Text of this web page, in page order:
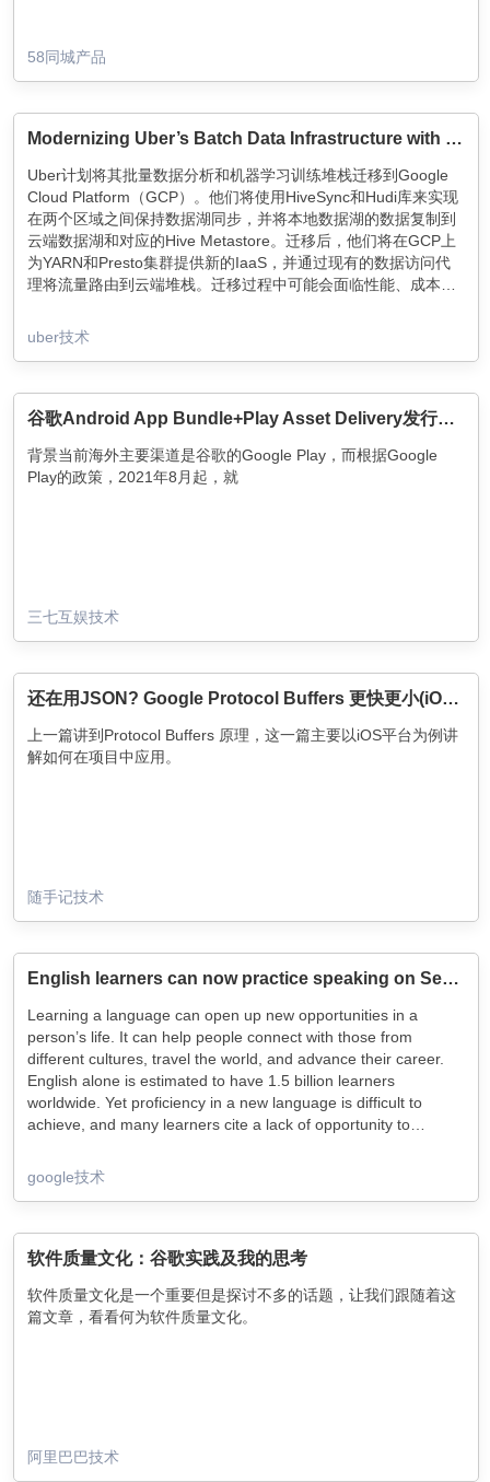
58同城产品
Modernizing Uber’s Batch Data Infrastructure with Google Cloud Platform
Uber计划将其批量数据分析和机器学习训练堆栈迁移到Google
Cloud Platform（GCP）。他们将使用HiveSync和Hudi库来实现
在两个区域之间保持数据湖同步，并将本地数据湖的数据复制到
云端数据湖和对应的Hive Metastore。迁移后，他们将在GCP上
为YARN和Presto集群提供新的IaaS，并通过现有的数据访问代
理将流量路由到云端堆栈。迁移过程中可能会面临性能、成本管
计划通过改进开源连接器、利用云的弹性、迁移其他文件存储用
例以及积极解决问题来解决这些挑战。
uber技术
谷歌Android App Bundle+Play Asset Delivery发行切包
背景当前海外主要渠道是谷歌的Google Play，而根据Google
Play的政策，2021年8月起，就
三七互娱技术
还在用JSON? Google Protocol Buffers 更快更小(iOS 实践篇)
上一篇讲到Protocol Buffers 原理，这一篇主要以iOS平台为例讲
解如何在项目中应用。
随手记技术
English learners can now practice speaking on Search
Learning a language can open up new opportunities in a
person’s life. It can help people connect with those from
different cultures, travel the world, and advance their career.
English alone is estimated to have 1.5 billion learners
worldwide. Yet proficiency in a new language is difficult to
achieve, and many learners cite a lack of opportunity to
as a barrier to learning.
google技术
软件质量文化：谷歌实践及我的思考
软件质量文化是一个重要但是探讨不多的话题，让我们跟随着这
篇文章，看看何为软件质量文化。
阿里巴巴技术